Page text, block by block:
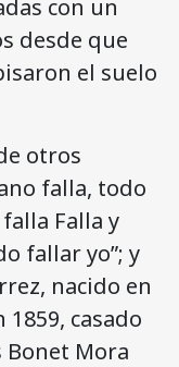
con un
desde que
el suelo
otros
falla, todo
Falla y
fallar yo”; y
nacido en
casado
Bonet Mora